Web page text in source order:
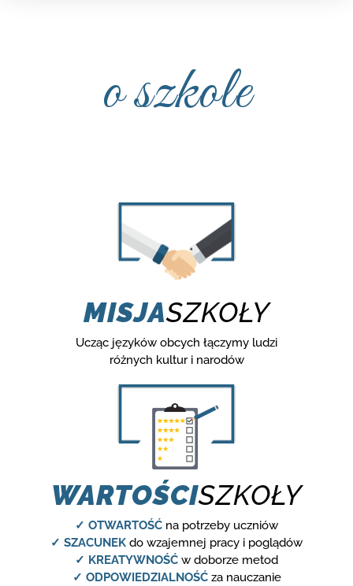
o szkole
MISJASZKOŁY
Ucząc języków obcych łączymy ludzi
różnych kultur i narodów
WARTOŚCISZKOŁY
✓ OTWARTOŚĆ na potrzeby uczniów
✓ SZACUNEK do wzajemnej pracy i poglądów
✓ KREATYWNOŚĆ w doborze metod
✓ ODPOWIEDZIALNOŚĆza nauczanie